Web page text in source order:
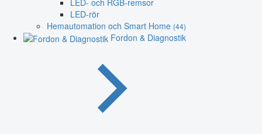
LED-rör
Hemautomation och Smart Home (44)
Fordon & Diagnostik